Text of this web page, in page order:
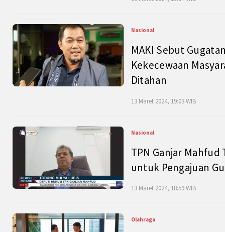
Nasional
MAKI Sebut
Kekecewaan
Ditahan
13 Maret 2024, 19:03 WIB
Nasional
TPN Ganjar
untuk Pengajuan
13 Maret 2024, 18:59 WIB
Olahraga